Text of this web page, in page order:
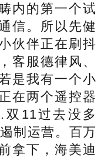
内的第一个试
信。所以先健
伙伴正在刷抖
客服德律风、
是我有一个小
在两个遥控器
11过去没多
制运营。百万
拿下，海美迪